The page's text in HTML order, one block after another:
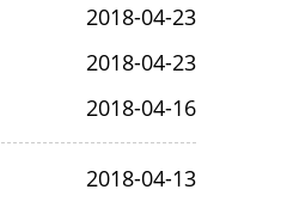
2018-04-23
2018-04-23
2018-04-16
2018-04-13